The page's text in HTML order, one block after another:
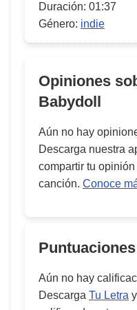
Duración: 01:37
Género: indie
Opiniones
Babydoll
Aún no hay
Descarga nuestra
compartir tu
canción. Conoce
Puntuaciones
Aún no hay
Descarga Tu Letra